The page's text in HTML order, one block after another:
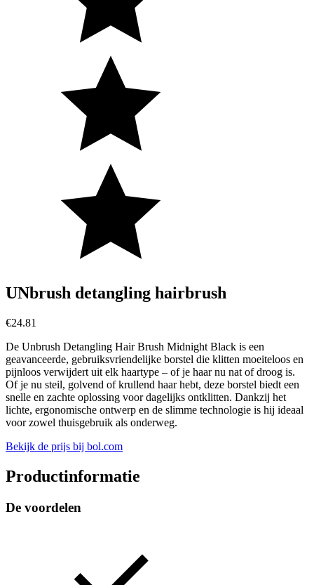
UNbrush detangling hairbrush
€24.81
De Unbrush Detangling Hair Brush Midnight Black is een
geavanceerde, gebruiksvriendelijke borstel die klitten moeiteloos en
pijnloos verwijdert uit elk haartype – of je haar nu nat of droog is.
Of je nu steil, golvend of krullend haar hebt, deze borstel biedt een
snelle en zachte oplossing voor dagelijks ontklitten. Dankzij het
lichte, ergonomische ontwerp en de slimme technologie is hij ideaal
voor zowel thuisgebruik als onderweg.
Bekijk de prijs bij bol.com
Productinformatie
De voordelen